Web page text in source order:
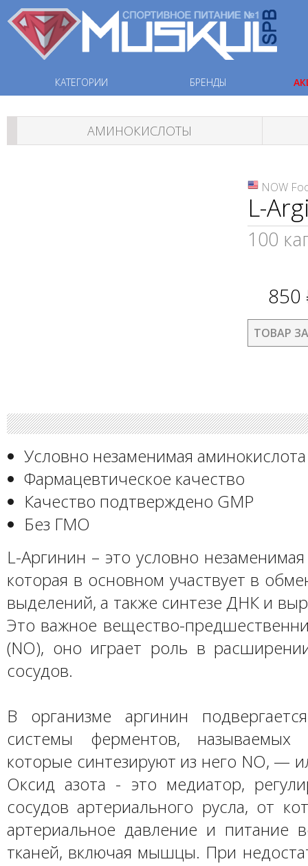
КАТЕГОРИИ БРЕНДЫ
АМИНОКИСЛОТЫ
NOW
L-
100
850
ТОВАР
Условно незаменимая аминокислота
Фармацевтическое качество
Качество подтверждено GMP
Без ГМО
L-Аргинин – это условно
которая в основном участвует в
выделений, а также синтезе ДНК и
Это важное вещество-
(NO), оно играет роль в
сосудов.
В организме аргинин
системы ферментов, называемых
которые синтезируют из него NO, —
Оксид азота - это медиатор,
сосудов артериального русла, от
артериальное давление и питание
тканей, включая мышцы. При